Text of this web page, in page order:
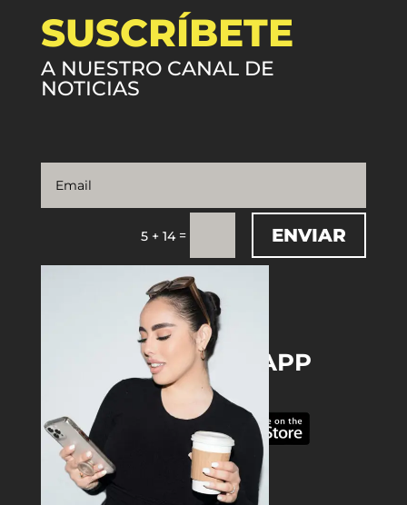
SUSCRÍBETE
A NUESTRO CANAL DE
NOTICIAS
5 + 14= ENVIAR
DOWNLOAD THE APP